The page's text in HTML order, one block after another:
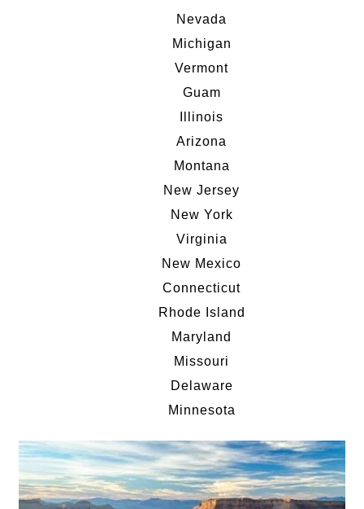
Nevada
Michigan
Vermont
Guam
Illinois
Arizona
Montana
New Jersey
New York
Virginia
New Mexico
Connecticut
Rhode Island
Maryland
Missouri
Delaware
Minnesota